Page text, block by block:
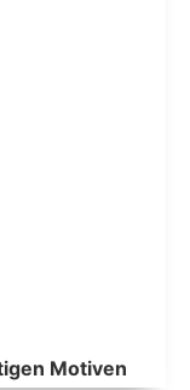
Motiven